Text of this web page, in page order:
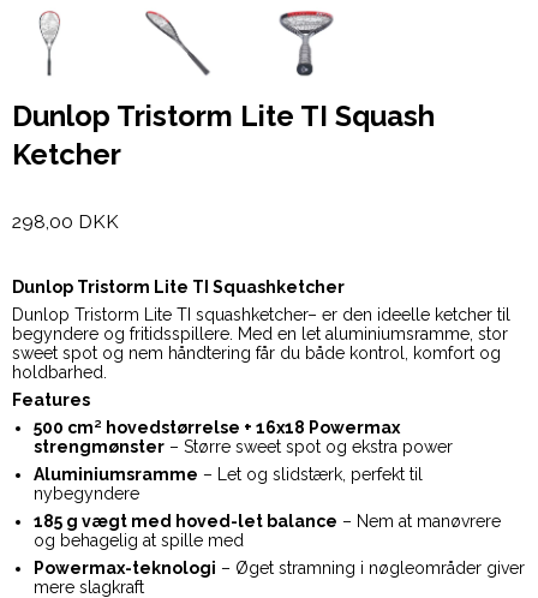
Dunlop Tristorm Lite TI Squash
Ketcher
298,00 DKK
Dunlop Tristorm Lite TI Squashketcher
Dunlop Tristorm Lite TI squashketcher– er den ideelle ketcher til
begyndere og fritidsspillere. Med en let aluminiumsramme, stor
sweet spot og nem håndtering får du både kontrol, komfort og
holdbarhed.
Features
500 cm² hovedstørrelse + 16x18 Powermax
strengmønster– Større sweet spot og ekstra power
Aluminiumsramme – Let og slidstærk, perfekt til
nybegyndere
185 g vægt med hoved-let balance – Nem at manøvrere
og behagelig at spille med
Powermax-teknologi – Øget stramning i nøgleområder giver
mere slagkraft